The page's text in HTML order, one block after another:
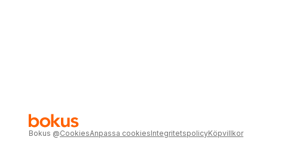
Bokus @CookiesAnpassa cookiesIntegritetspolicyKöpvillkor